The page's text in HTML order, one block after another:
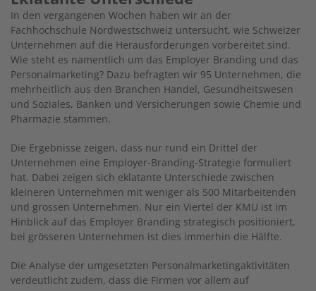
In den vergangenen Wochen haben wir an der
Fachhochschule Nordwestschweiz untersucht, wie Schweizer
Unternehmen auf die Herausforderungen vorbereitet sind.
Wie steht es namentlich um das Employer Branding und das
Personalmarketing? Dazu befragten wir 95 Unternehmen, die
mehrheitlich aus den Branchen Handel, Gesundheitswesen
und Soziales, Banken und Versicherungen sowie Chemie und
Pharmazie stammen.
Die Ergebnisse zeigen, dass nur rund ein Drittel der
Unternehmen eine Employer-Branding-Strategie formuliert
hat. Dabei zeigen sich eklatante Unterschiede zwischen
kleineren Unternehmen mit weniger als 500 Mitarbeitenden
und grossen Unternehmen. Nur ein Viertel der KMU ist im
Hinblick auf das Employer Branding strategisch positioniert,
bei grösseren Unternehmen ist dies immerhin die Hälfte.
Die Analyse der umgesetzten Personalmarketingaktivitäten
verdeutlicht zudem, dass die Firmen vor allem auf